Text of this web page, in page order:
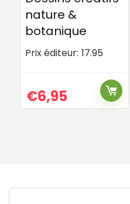
nature &
botanique
Prix éditeur: 17.95
€6,95